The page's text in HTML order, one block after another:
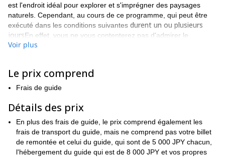
est l'endroit idéal pour explorer et s'imprégner des paysages
naturels. Cependant, au cours de ce programme, qui peut être
exécuté dans les conditions suivantes durent un ou plusieurs
joursEn effet, vous ne vous contenterez pas d'admirer le
paysage, vous pourrez également dévaler les pentes des
Il y a un certain nombre de magnifiques descentes à choisir
pendant ce programme. Et en fonction de votre niveau, des
conditions météorologiques, de l'état de la neige et de la durée
conviennent le mieux.
En plus du ski, ce programme comprendra également un peu de
trekking. Ce qui donne à ce programme un côté exploratoire que
l'on ne retrouve pas dans les expéditions de ski de randonnée
plus structurées.
Voir plus
Le prix comprend
Frais de guide
Détails des prix
En plus des frais de guide, le prix comprend également les
frais de transport du guide, mais ne comprend pas votre billet
de remontée et celui du guide, qui sont de 5 000 JPY chacun,
l'hébergement du guide qui est de 8 000 JPY et vos propres